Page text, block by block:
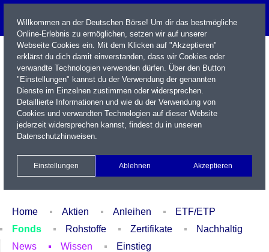
Name / WKN / ISIN / Kürzel
Xetra Realtime
Watchlist Portfolio Login
Home Aktien Anleihen
ETF/ETP
Fonds
Rohstoffe Zertifikate
Nachhaltig
News
Wissen Einstieg
Willkommen an der Deutschen Börse! Um dir das bestmögliche
Online-Erlebnis zu ermöglichen, setzen wir auf unserer
Webseite Cookies ein. Mit dem Klicken auf "Akzeptieren"
erklärst du dich damit einverstanden, dass wir Cookies oder
verwandte Technologien verwenden dürfen. Über den Button
"Einstellungen" kannst du der Verwendung der genannten
Dienste im Einzelnen zustimmen oder widersprechen.
Detaillierte Informationen und wie du der Verwendung von
Cookies und verwandten Technologien auf dieser Website
jederzeit widersprechen kannst, findest du in unseren
Datenschutzhinweisen.
Einstellungen Ablehnen Akzeptieren